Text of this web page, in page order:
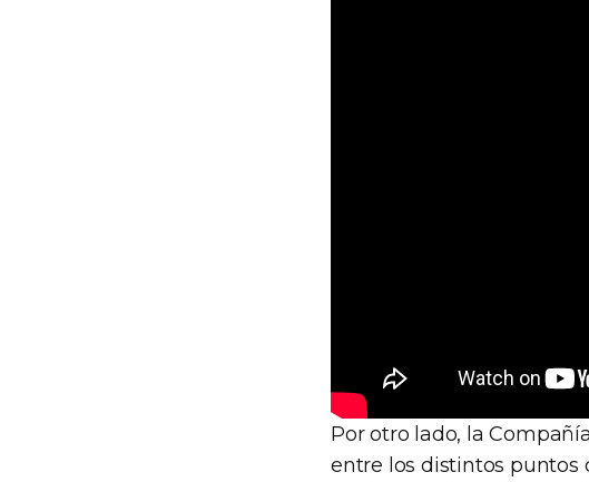
Por otro lado, la
entre los distintos puntos